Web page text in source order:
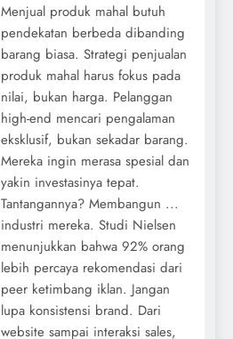
Menjual produk mahal butuh
pendekatan berbeda dibanding
barang biasa. Strategi penjualan
produk mahal harus fokus pada
nilai, bukan harga. Pelanggan
high-end mencari pengalaman
eksklusif, bukan sekadar barang.
Mereka ingin merasa spesial dan
yakin investasinya tepat.
Tantangannya? Membangun ...
industri mereka. Studi Nielsen
menunjukkan bahwa 92% orang
lebih percaya rekomendasi dari
peer ketimbang iklan. Jangan
lupa konsistensi brand. Dari
website sampai interaksi sales,